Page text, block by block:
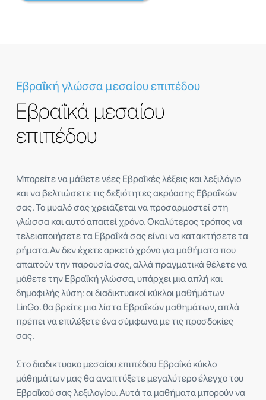
Εβραΐκή γλώσσα μεσαίου επιπέδου
Εβραΐκά μεσαίου
επιπέδου
Μπορείτε να μάθετε νέες Εβραΐκές λέξεις και λεξιλόγιο
και να βελτιώσετε τις δεξιότητες ακρόασης Εβραΐκών
σας. Το μυαλό σας χρειάζεται να προσαρμοστεί στη
γλώσσα και αυτό απαιτεί χρόνο. Οκαλύτερος τρόπος να
τελειοποιήσετε τα Εβραΐκά σας είναι να κατακτήσετε τα
ρήματα.Αν δεν έχετε αρκετό χρόνο για μαθήματα που
απαιτούν την παρουσία σας, αλλά πραγματικά θέλετε να
μάθετε την Εβραΐκή γλώσσα, υπάρχει μια απλή και
δημοφιλής λύση: οι διαδικτυακοί κύκλοι μαθήμάτων
LinGo. θα βρείτε μια λίστα Εβραΐκών μαθημάτων, απλά
πρέπει να επιλέξετε ένα σύμφωνα με τις προσδοκίες
σας.
Στο διαδικτυακο μεσαίου επιπέδου Εβραΐκό κύκλο
μάθημάτων μας θα αναπτύξετε μεγαλύτερο έλεγχο του
Εβραΐκού σας λεξιλογίου. Αυτά τα μαθήματα μπορούν να